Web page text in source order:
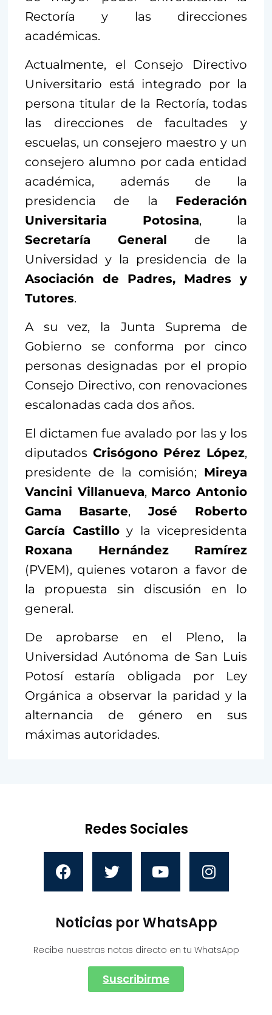
Rectoría y las direcciones
académicas.
Actualmente, el Consejo Directivo
Universitario está integrado por la
persona titular de la Rectoría, todas
las direcciones de facultades y
escuelas, un consejero maestro y un
consejero alumno por cada entidad
académica, además de la
presidencia de la Federación
Universitaria Potosina, la
Secretaría General de la
Universidad y la presidencia de la
Asociación de Padres, Madres y
Tutores.
A su vez, la Junta Suprema de
Gobierno se conforma por cinco
personas designadas por el propio
Consejo Directivo, con renovaciones
escalonadas cada dos años.
El dictamen fue avalado por las y los
diputados Crisógono Pérez López,
presidente de la comisión; Mireya
Vancini Villanueva, Marco Antonio
Gama Basarte,José Roberto
García Castilloy la vicepresidenta
Roxana Hernández Ramírez
(PVEM), quienes votaron a favor de
la propuesta sin discusión en lo
general.
De aprobarse en el Pleno, la
Universidad Autónoma de San Luis
Potosí estaría obligada por Ley
Orgánica a observar la paridad y la
alternancia de género en sus
máximas autoridades.
Redes Sociales
Noticias por WhatsApp
Recibe nuestras notas directo en tu WhatsApp
Suscribirme